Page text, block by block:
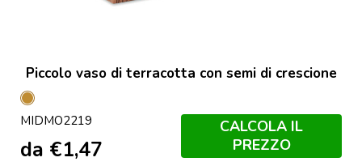
Piccolo vaso di terracotta con semi di crescione
Legno
MIDMO2219
da €1,47
CALCOLA IL
PREZZO